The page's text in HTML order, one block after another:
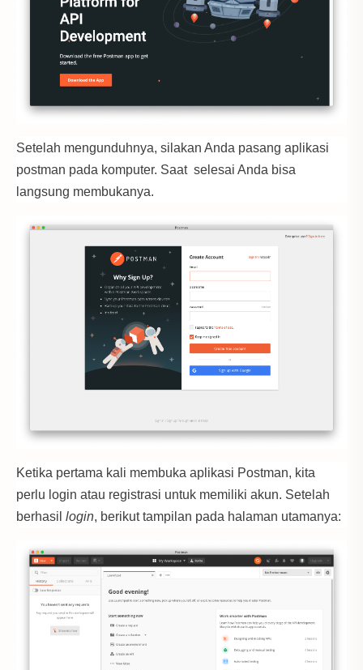
Setelah mengunduhnya, silakan Anda pasang aplikasi
postman pada komputer. Saat selesai Anda bisa
langsung membukanya.
Ketika pertama kali membuka aplikasi Postman, kita
perlu login atau registrasi untuk memiliki akun. Setelah
berhasil login, berikut tampilan pada halaman utamanya: